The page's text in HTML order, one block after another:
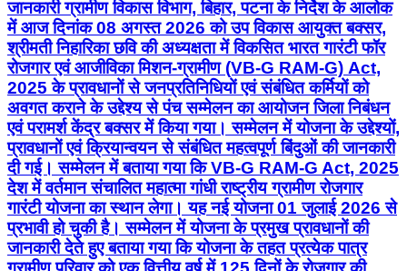
जानकारी ग्रामीण विकास विभाग, बिहार, पटना के निर्देश के आलोक
में आज दिनांक 08 अगस्त 2026 को उप विकास आयुक्त बक्सर,
श्रीमती निहारिका छवि की अध्यक्षता में विकसित भारत गारंटी फॉर
रोजगार एवं आजीविका मिशन-ग्रामीण (VB-G RAM-G) Act,
2025 के प्रावधानों से जनप्रतिनिधियों एवं संबंधित कर्मियों को
अवगत कराने के उद्देश्य से पंच सम्मेलन का आयोजन जिला निबंधन
एवं परामर्श केंद्र बक्सर में किया गया। सम्मेलन में योजना के उद्देश्यों,
प्रावधानों एवं क्रियान्वयन से संबंधित महत्वपूर्ण बिंदुओं की जानकारी
दी गई। सम्मेलन में बताया गया कि VB-G RAM-G Act, 2025
देश में वर्तमान संचालित महात्मा गांधी राष्ट्रीय ग्रामीण रोजगार
गारंटी योजना का स्थान लेगा। यह नई योजना 01 जुलाई 2026 से
प्रभावी हो चुकी है। सम्मेलन में योजना के प्रमुख प्रावधानों की
जानकारी देते हुए बताया गया कि योजना के तहत प्रत्येक पात्र